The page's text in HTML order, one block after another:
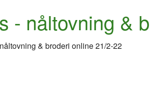
- nåltovning &